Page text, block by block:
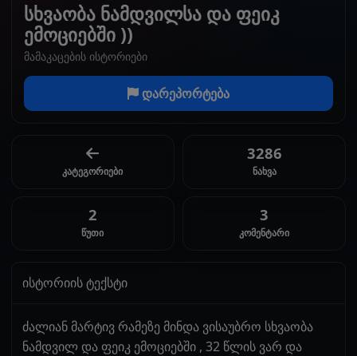
სხვაობა ნამდვილსა და ფეიკ
ემოციებში ))
მამაკაცების ისტორიები
დარეპორტება
კატეგორიები
3286
ნახვა
2
წუთი
3
კომენტარი
ისტორიის ტექსტი
ძალიან მარტივ რამეზე მინდა ვისაუბრო სხვაობა
ნამდვილ და ფეიკ ემოციებში , 32 წლის ვარ და